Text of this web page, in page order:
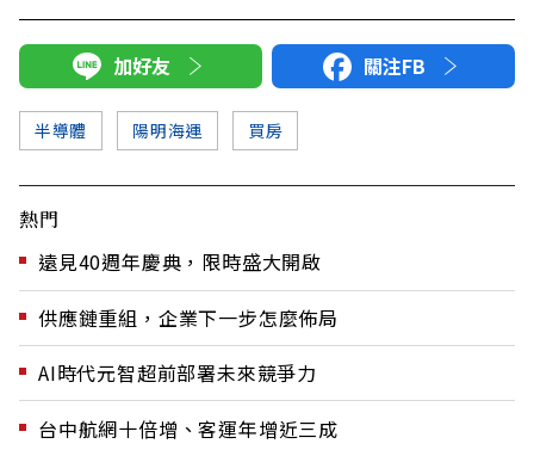
加好友 關注FB
半導體 陽明海運 買房
熱門
遠見40週年慶典，限時盛大開啟
供應鏈重組，企業下一步怎麼佈局
AI時代元智超前部署未來競爭力
台中航網十倍增、客運年增近三成